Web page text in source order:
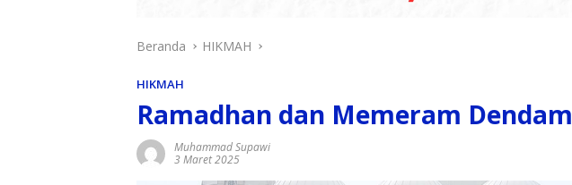
Beranda HIKMAH
HIKMAH
Ramadhan dan Memeram Dendam
Muhammad Supawi
3 Maret 2025